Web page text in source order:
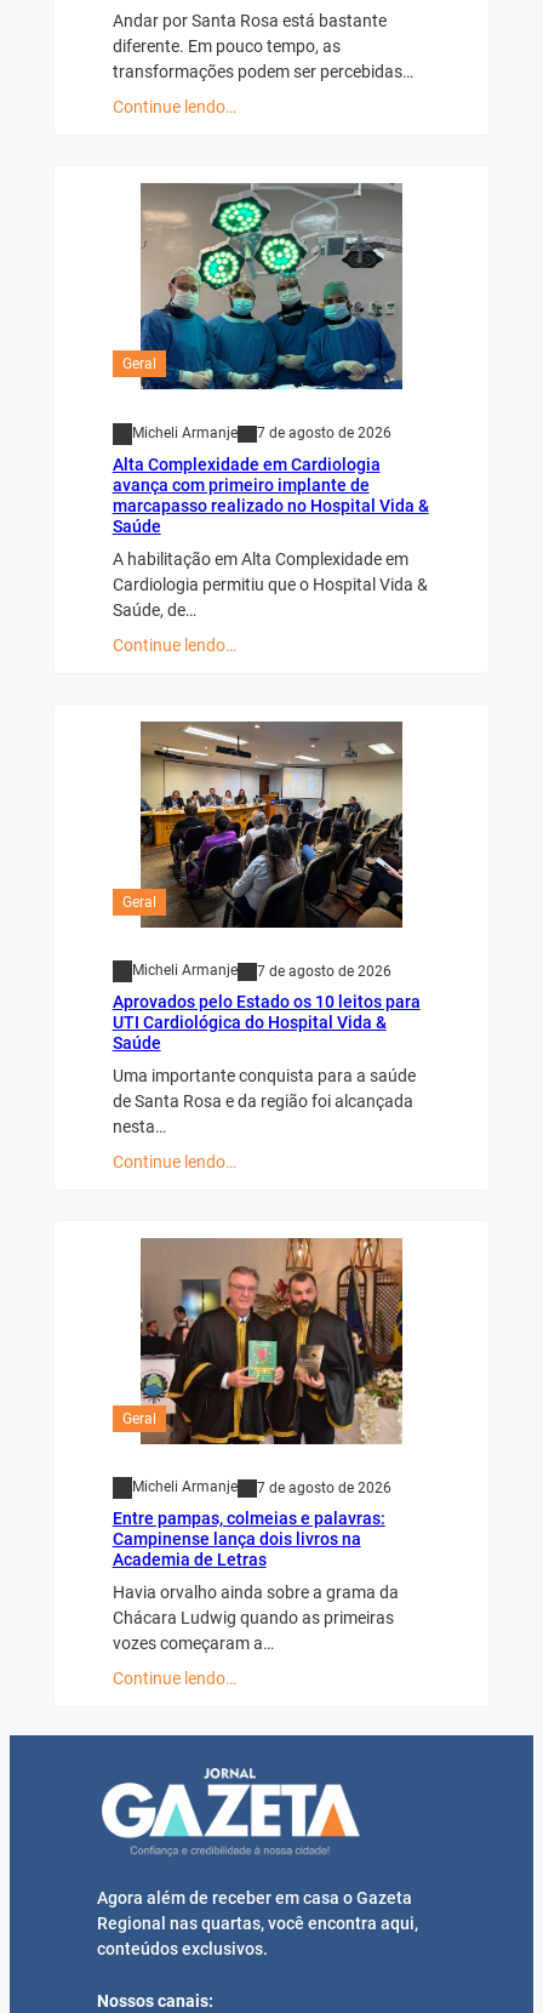
Andar por Santa Rosa está bastante
diferente. Em pouco tempo, as
transformações podem ser percebidas…
Continue lendo…
Geral
Micheli Armanje 7 de agosto de 2026
Alta Complexidade em Cardiologia
avança com primeiro implante de
marcapasso realizado no Hospital Vida &
Saúde
A habilitação em Alta Complexidade em
Cardiologia permitiu que o Hospital Vida &
Saúde, de…
Continue lendo…
Geral
Micheli Armanje 7 de agosto de 2026
Aprovados pelo Estado os 10 leitos para
UTI Cardiológica do Hospital Vida &
Saúde
Uma importante conquista para a saúde
de Santa Rosa e da região foi alcançada
nesta…
Continue lendo…
Geral
Micheli Armanje 7 de agosto de 2026
Entre pampas, colmeias e palavras:
Campinense lança dois livros na
Academia de Letras
Havia orvalho ainda sobre a grama da
Chácara Ludwig quando as primeiras
vozes começaram a…
Continue lendo…
Agora além de receber em casa o Gazeta
Regional nas quartas, você encontra aqui,
conteúdos exclusivos.
Nossos canais: